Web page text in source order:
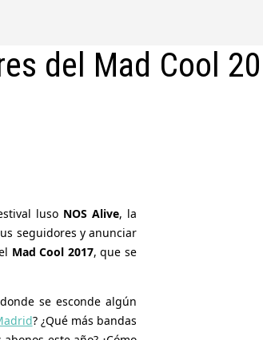
del Mad Cool
luso NOS Alive, la
seguidores y anunciar
Mad Cool 2017, que se
se esconde algún
? ¿Qué más bandas